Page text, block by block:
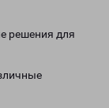
решения для